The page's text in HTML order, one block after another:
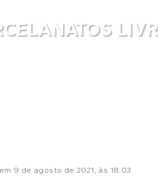
9 de agosto de 2021 , às 18:03